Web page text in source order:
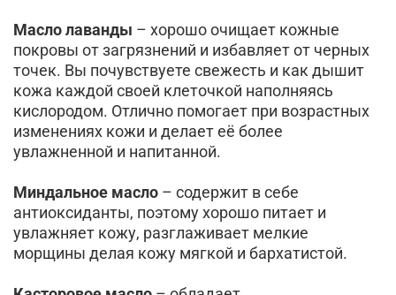
Масло лаванды – хорошо очищает кожные
покровы от загрязнений и избавляет от черных
точек. Вы почувствуете свежесть и как дышит
кожа каждой своей клеточкой наполняясь
кислородом. Отлично помогает при возрастных
изменениях кожи и делает её более
увлажненной и напитанной.
Миндальное масло – содержит в себе
антиоксиданты, поэтому хорошо питает и
увлажняет кожу, разглаживает мелкие
морщины делая кожу мягкой и бархатистой.